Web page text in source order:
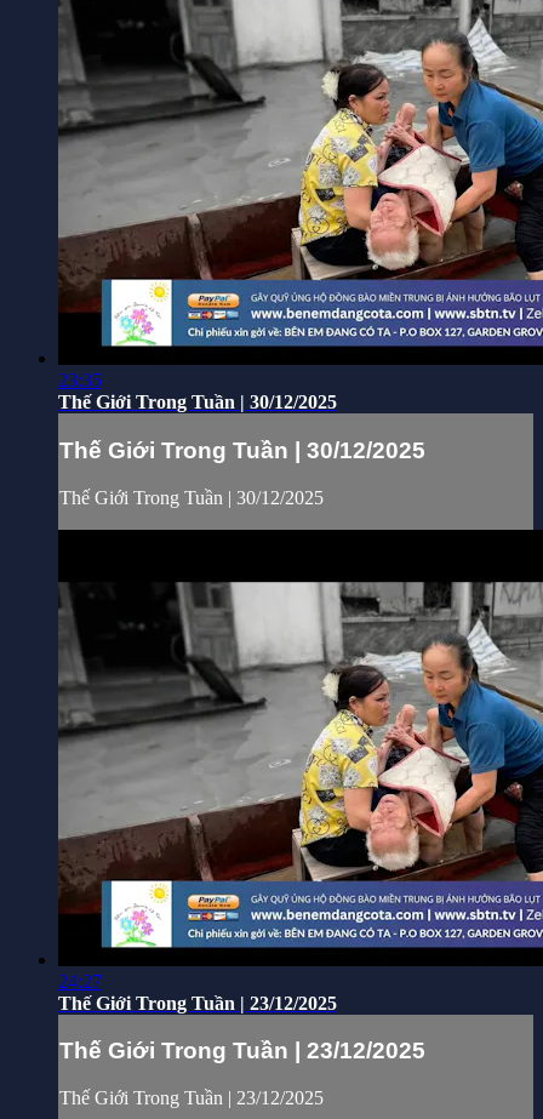
23:35
Thế Giới Trong Tuần | 30/12/2025
Thế Giới Trong Tuần | 30/12/2025
Thế Giới Trong Tuần | 30/12/2025
24:27
Thế Giới Trong Tuần | 23/12/2025
Thế Giới Trong Tuần | 23/12/2025
Thế Giới Trong Tuần | 23/12/2025